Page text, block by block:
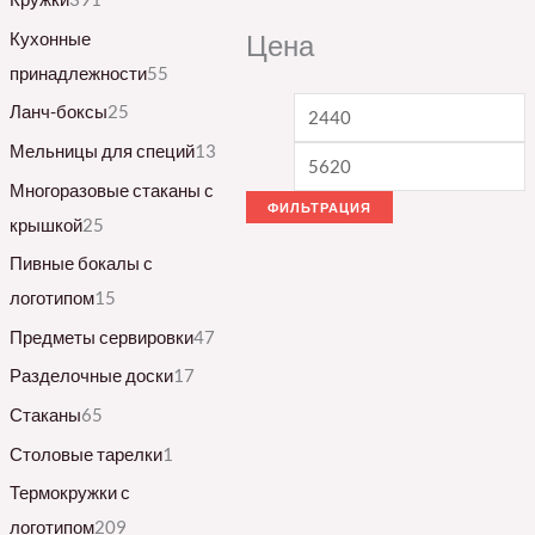
Кухонные
принадлежности55
Ланч-боксы25
Мельницы для специй13
Многоразовые стаканы с
крышкой25
Пивные бокалы с
логотипом15
Предметы сервировки47
Разделочные доски17
Стаканы65
Столовые тарелки1
Термокружки с
логотипом209
Цена
ФИЛЬТРАЦИЯ